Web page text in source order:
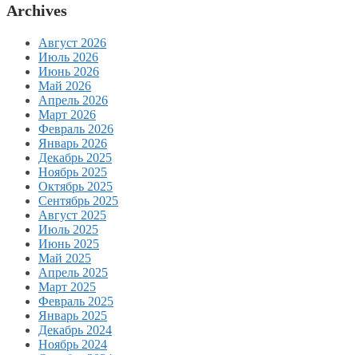
Archives
Август 2026
Июль 2026
Июнь 2026
Май 2026
Апрель 2026
Март 2026
Февраль 2026
Январь 2026
Декабрь 2025
Ноябрь 2025
Октябрь 2025
Сентябрь 2025
Август 2025
Июль 2025
Июнь 2025
Май 2025
Апрель 2025
Март 2025
Февраль 2025
Январь 2025
Декабрь 2024
Ноябрь 2024